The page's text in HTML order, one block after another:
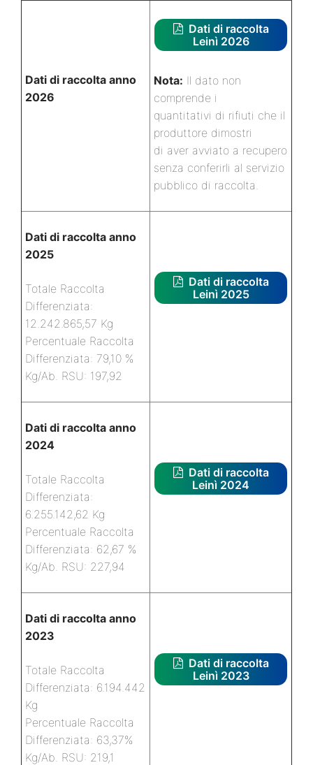
Dati di raccolta anno
2026
Dati di raccolta
Leinì 2026
Nota: Il dato non
comprende i
quantitativi di rifiuti che il
produttore dimostri
di aver avviato a recupero
senza conferirli al servizio
pubblico di raccolta.
Dati di raccolta anno
2025
Totale Raccolta
Differenziata:
12.242.865,57 Kg
Percentuale Raccolta
Differenziata: 79,10 %
Kg/Ab. RSU: 197,92
Dati di raccolta
Leinì 2025
Dati di raccolta anno
2024
Totale Raccolta
Differenziata:
6.255.142,62 Kg
Percentuale Raccolta
Differenziata: 62,67 %
Kg/Ab. RSU: 227,94
Dati di raccolta
Leinì 2024
Dati di raccolta anno
2023
Totale Raccolta
Differenziata: 6.194.442
Kg
Percentuale Raccolta
Differenziata: 63,37%
Kg/Ab. RSU: 219,1
Dati di raccolta
Leinì 2023